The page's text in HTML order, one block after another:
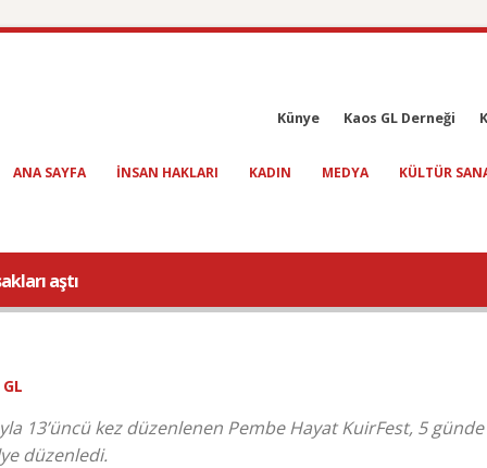
Künye Kaos GL Derneği
ANA SAYFA INSAN HAKLARI KADIN MEDYA KÜLTÜR
aştı
13’üncü kez düzenlenen Pembe Hayat KuirFest, 5
düzenledi.